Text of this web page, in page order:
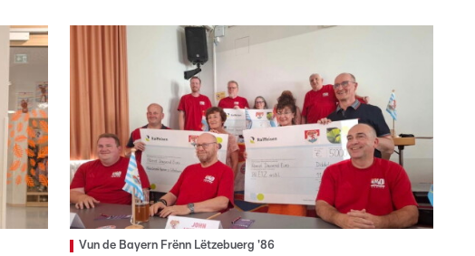
Vun de Bayern Frënn Lëtzebuerg '86